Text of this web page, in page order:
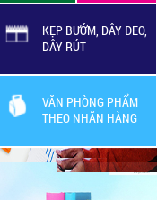
KẸP BƯỚM, DÂY ĐEO,
DÂY RÚT
VĂN PHÒNG PHẨM
THEO NHÃN HÀNG